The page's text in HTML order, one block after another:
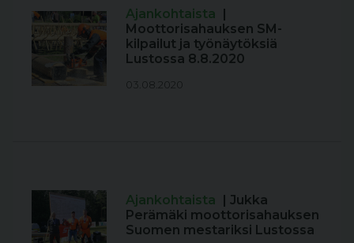
Ajankohtaista |
Moottorisahauksen SM-
kilpailut ja työnäytöksiä
Lustossa 8.8.2020
03.08.2020
Ajankohtaista | Jukka
Perämäki moottorisahauksen
Suomen mestariksi Lustossa